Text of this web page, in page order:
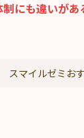
にも違いが
スマイルゼミお